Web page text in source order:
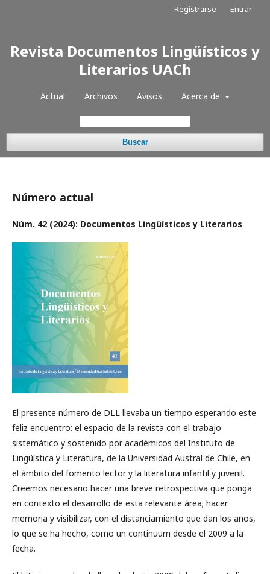
Revista Documentos Lingüísticos y
Literarios UACh
Actual Archivos Avisos Acerca de
Buscar
Registrarse Entrar
Número actual
Núm. 42 (2024): Documentos Lingüísticos y Literarios
El presente número de DLL llevaba un tiempo esperando este
feliz encuentro: el espacio de la revista con el trabajo
sistemático y sostenido por académicos del Instituto de
Lingüística y Literatura, de la Universidad Austral de Chile, en
el ámbito del fomento lector y la literatura infantil y juvenil.
Creemos necesario hacer una breve retrospectiva que ponga
en contexto el desarrollo de esta relevante área; hacer
memoria y visibilizar, con el distanciamiento que dan los años,
lo que se ha hecho, como un continuum desde el 2009 a la
fecha.